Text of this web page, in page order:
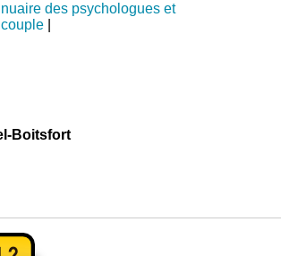
des psychologues et
|
Boitsfort